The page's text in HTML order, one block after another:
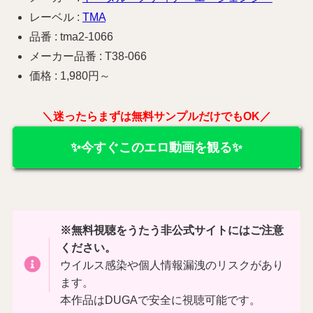
レーベル : TMA
品番 : tma2-1066
メーカー品番 : T38-066
価格 : 1,980円～
＼迷ったらまずは無料サンプルだけでもOK／
✨今すぐこのエロ動画を観る✨
※無料視聴をうたう非公式サイトにはご注意
ください。
ウイルス感染や個人情報漏洩のリスクがあり
ます。
本作品はDUGAで安全に視聴可能です。